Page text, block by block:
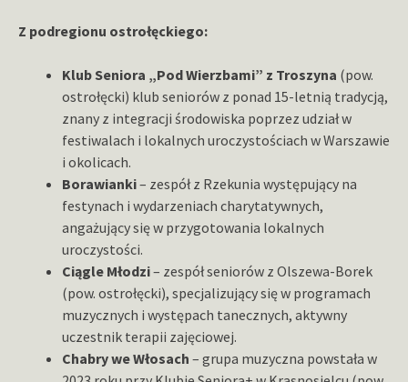
Z podregionu ostrołęckiego:
Klub Seniora „Pod Wierzbami” z Troszyna (pow.
ostrołęcki) klub seniorów z ponad 15-letnią tradycją,
znany z integracji środowiska poprzez udział w
festiwalach i lokalnych uroczystościach w Warszawie
i okolicach.
Borawianki– zespół z Rzekunia występujący na
festynach i wydarzeniach charytatywnych,
angażujący się w przygotowania lokalnych
uroczystości.
Ciągle Młodzi– zespół seniorów z Olszewa-Borek
(pow. ostrołęcki), specjalizujący się w programach
muzycznych i występach tanecznych, aktywny
uczestnik terapii zajęciowej.
Chabry we Włosach – grupa muzyczna powstała w